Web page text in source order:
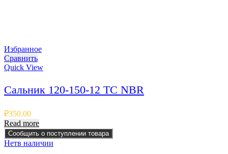
Избранное
Сравнить
Quick View
Сальник 120-150-12 TC NBR
₽350.00
Read more
Сообщить о поступлении товара
Нетв наличии